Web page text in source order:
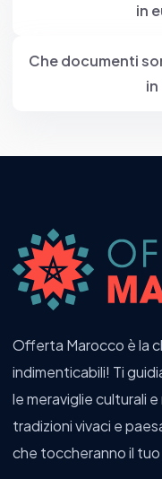
in
Che documenti
Offerta Marocco è la
indimenticabili! Ti
le meraviglie culturali
tradizioni vivaci e
che toccheranno il